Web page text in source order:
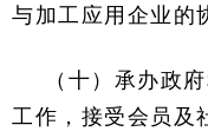
与加工应用企业的
（十）承办政
工作，接受会员及